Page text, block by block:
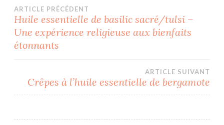
Navigation
de
ARTICLE PRÉCÉDENT
Huile essentielle de basilic sacré/tulsi –
Une expérience religieuse aux bienfaits
étonnants
ARTICLE SUIVANT
Crêpes à l’huile essentielle de bergamote